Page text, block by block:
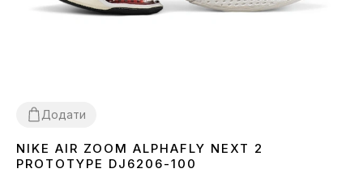
Додати
3839 4142 4445
NIKE AIR ZOOM ALPHAFLY NEXT 2
PROTOTYPE DJ6206-100